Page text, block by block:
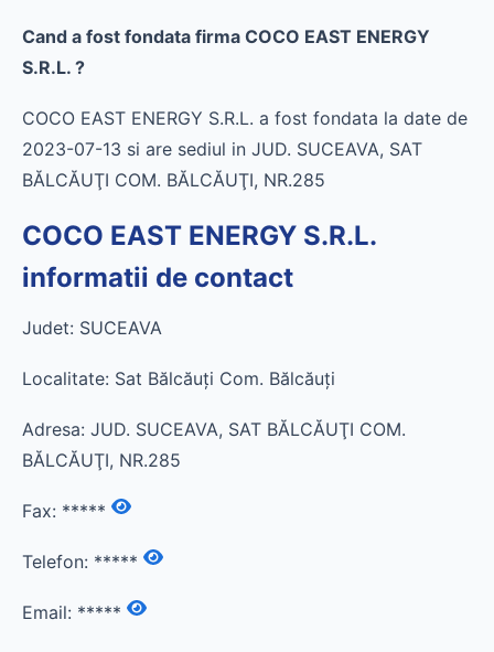
Cand a fost fondata firma COCO EAST ENERGY
S.R.L. ?
COCO EAST ENERGY S.R.L. a fost fondata la date de
2023-07-13 si are sediul in JUD. SUCEAVA, SAT
BĂLCĂUŢI COM. BĂLCĂUŢI, NR.285
COCO EAST ENERGY S.R.L.
informatii de contact
Judet: SUCEAVA
Localitate: Sat Bălcăuţi Com. Bălcăuţi
Adresa: JUD. SUCEAVA, SAT BĂLCĂUŢI COM.
BĂLCĂUŢI, NR.285
Fax: *****
Telefon: *****
Email: *****